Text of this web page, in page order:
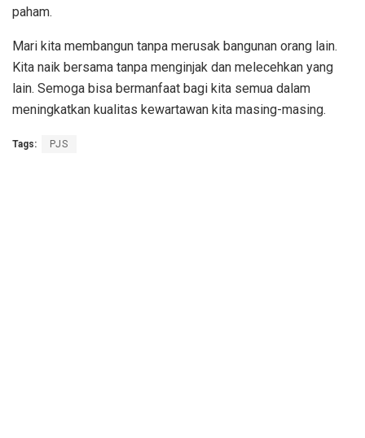
paham.
Mari kita membangun tanpa merusak bangunan orang lain.
Kita naik bersama tanpa menginjak dan melecehkan yang
lain. Semoga bisa bermanfaat bagi kita semua dalam
meningkatkan kualitas kewartawan kita masing-masing.
Tags: PJS